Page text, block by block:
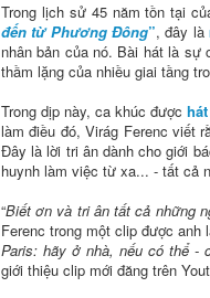
Trong lịch sử 45 năm tồn tại
đến từ Phương Ðông”, đây là
nhân bản của nó. Bài hát là sự
thầm lặng của nhiều giai tầng
Trong dịp này, ca khúc được
làm điều đó, Virág Ferenc viết
Đây là lời tri ân dành cho giới
huynh làm việc từ xa... - tất cả
“Biết ơn và tri ân tất cả những
Ferenc trong một clip được anh
Paris: hãy ở nhà, nếu có thể -
giới thiệu clip mới đăng trên